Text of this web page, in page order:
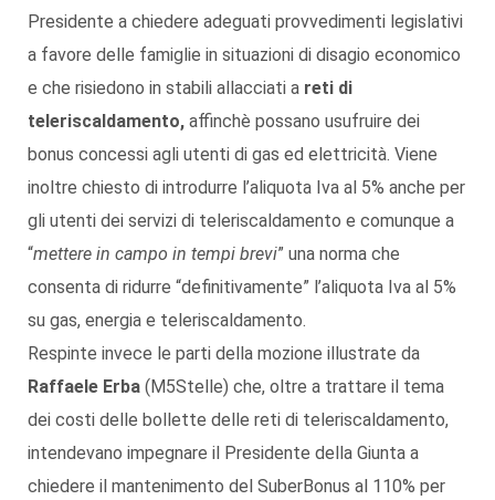
Presidente a chiedere adeguati provvedimenti legislativi
a favore delle famiglie in situazioni di disagio economico
e che risiedono in stabili allacciati a reti di
teleriscaldamento, affinchè possano usufruire dei
bonus concessi agli utenti di gas ed elettricità. Viene
inoltre chiesto di introdurre l’aliquota Iva al 5% anche per
gli utenti dei servizi di teleriscaldamento e comunque a
“mettere in campo in tempi brevi” una norma che
consenta di ridurre “definitivamente” l’aliquota Iva al 5%
su gas, energia e teleriscaldamento.
Respinte invece le parti della mozione illustrate da
Raffaele Erba (M5Stelle) che, oltre a trattare il tema
dei costi delle bollette delle reti di teleriscaldamento,
intendevano impegnare il Presidente della Giunta a
chiedere il mantenimento del SuberBonus al 110% per